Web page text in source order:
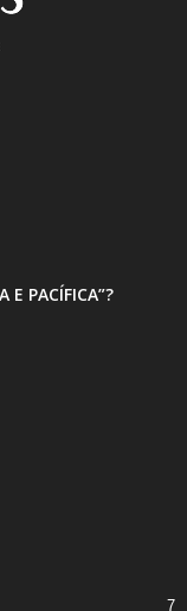
E PACÍFICA”?
7